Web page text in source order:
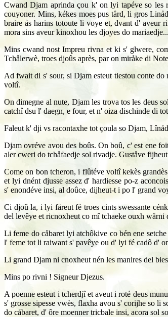
Cwand Djam aprinda çou k' on lyi tapéve so
couyoner. Mins, kékes moes pus tård, li gros
braire ås harins totoute li voye et, dvant d' aveur
mora sins aveur kinoxhou les djoyes do
Mins cwand nost Impreu rivna et ki s' glwere,
Tchålerwè, troes djoûs après, par on miråke di
Ad fwait di s' sour, si Djam esteut tiestou conte
voltî.
On dimegne al nute, Djam les trova tos les deus
catchî dsu l' daegn, e four, et n' oiza dischinde di
Faleut k' dji vs racontaxhe tot çoula so Djam,
Djam ovréve avou des boûs. On boû, c' est ene
aler cweri do tchåfaedje sol rivadje. Guståve
Come on bon tcheron, i flûtéve voltî kekès
et lyi dnént djusse assez d' hardiesse po-z
s' enondéve insi, al doûce, dijheut-t i po l' grand
Ci djoû la, i lyi fåreut fé troes cints swessante
del levêye et ricnoxheut co mî tchaeke ouxh wårni
Li feme do cåbaret lyi atchôkive co bén ene
l' feme tot li raiwant s' pavêye ou d' lyi fé cadô d'
Li grand Djam ni cnoxheut nén les manires del
Mins po rivni ! Signeur Djezus.
A poenne esteut i tcherdjî et aveut i roté deus
s' grosse sipesse vwès, flaxha avou s' corijhe so li
do cåbaret, d' ôre moenner tricbale insi, acora sol